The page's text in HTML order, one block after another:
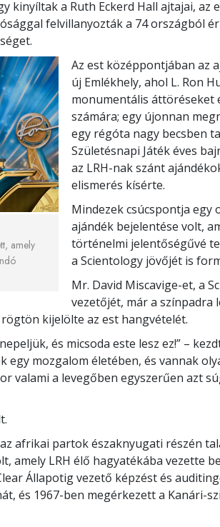
kinyíltak a Ruth Eckerd Hall ajtajai, az
felvillanyozták a 74 országból
amely
Az est középpontjában az
új Emlékhely, ahol L. Ron
monumentális áttöréseket
számára; egy újonnan
egy régóta nagy becsben
Születésnapi Játék éves
az LRH-nak szánt
elismerés kísérte.
Mindezek csúcspontja egy
ajándék bejelentése volt,
történelmi jelentőségűvé
a Scientology jövőjét is
Mr. David Miscavige-et, a
vezetőjét, már a színpadra
kijelölte az est hangvételét.
és micsoda este lesz ez!” –
egy mozgalom életében, és vannak
valami a levegőben egyszerűen azt
afrikai partok északnyugati részén
amely LRH élő hagyatékába vezette
Állapotig vezető képzést és
és 1967-ben megérkezett a Kanári-